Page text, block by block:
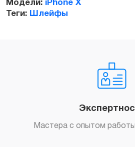
Модели: iPhone X
Теги: Шлейфы
Мастера с опытом